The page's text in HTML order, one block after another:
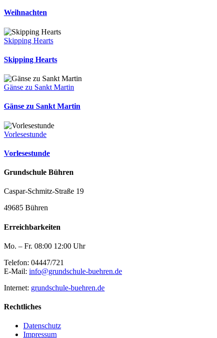
Weihnachten
Skipping Hearts
Skipping Hearts
Gänse zu Sankt Martin
Gänse zu Sankt Martin
Vorlesestunde
Vorlesestunde
Grundschule Bühren
Caspar-Schmitz-Straße 19
49685 Bühren
Erreichbarkeiten
Mo. – Fr. 08:00 12:00 Uhr
Telefon: 04447/721
E-Mail: info@grundschule-buehren.de
Internet: grundschule-buehren.de
Rechtliches
Datenschutz
Impressum